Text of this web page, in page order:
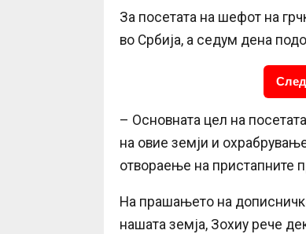
За посетата на шефот на
во Србија, а седум дена
– Основната цел на
на овие земји и
отвораење на пристапните
На прашањето на
нашата земја, Зохиу рече